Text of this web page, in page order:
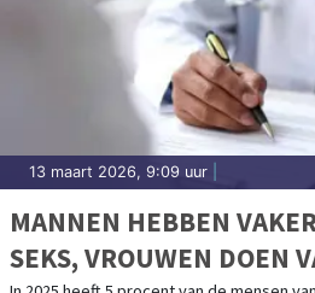
13 maart 2026, 9:09 uur
MANNEN HEBBEN
SEKS, VROUWEN DOEN